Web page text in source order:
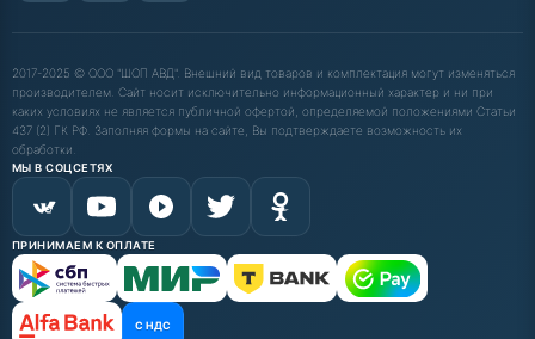
2017-2025 © ООО "ШОП АВД". Внешний вид товаров и комплектация могут изменяться
производителем. Сайт носит исключительно информационный характер и ни при
каких условиях не является публичной офертой, определяемой положениями Статьи
437 (2) ГК РФ. Заполняя формы на сайте, Вы подтверждаете возможность их
обработки.
МЫ В СОЦСЕТЯХ
ПРИНИМАЕМ К ОПЛАТЕ
С НДС